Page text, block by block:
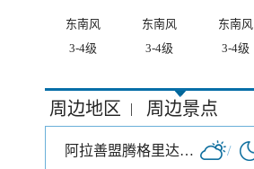
东南风 东南风 东南风
3-4级
3-4级 3-4级
周边地区 | 周边景点
阿拉善盟腾格里达来月亮湖沙漠生态探险旅游区 /